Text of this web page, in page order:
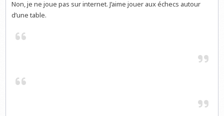
Non, je ne joue pas sur internet. J’aime jouer aux échecs autour
d’une table.